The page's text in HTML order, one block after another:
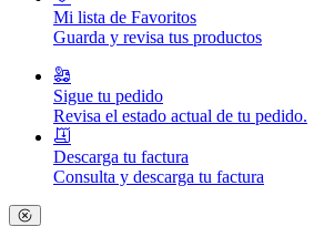
Mi lista de Favoritos
Guarda y revisa tus productos
Sigue tu pedido
Revisa el estado actual de tu pedido.
Descarga tu factura
Consulta y descarga tu factura